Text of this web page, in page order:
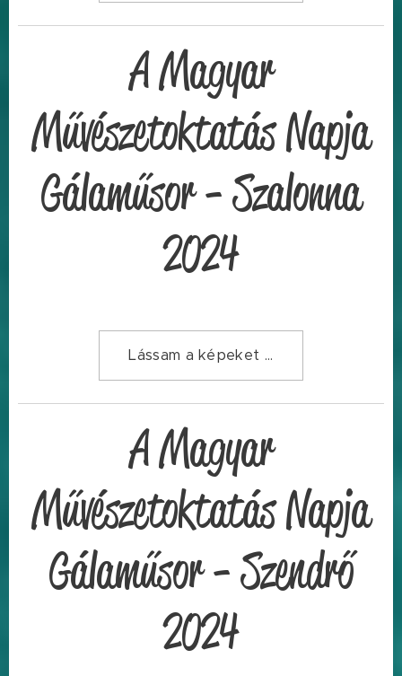
A Magyar
Művészetoktatás Napja
Gálaműsor - Szalonna
2024
Lássam a képeket ...
A Magyar
Művészetoktatás Napja
Gálaműsor - Szendrő
2024